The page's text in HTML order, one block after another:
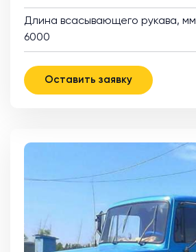
Длина всасывающего рукава, мм
6000
Оставить заявку